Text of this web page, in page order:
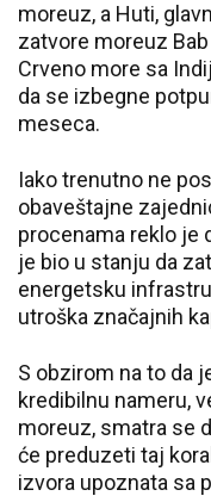
moreuz, a Huti,
zatvore moreuz
Crveno more sa
da se izbegne
meseca.
Iako trenutno ne
obaveštajne
procenama reklo je
je bio u stanju da
energetsku
utroška značajnih
S obzirom na to da
kredibilnu nameru,
moreuz, smatra se
će preduzeti taj
izvora upoznata sa